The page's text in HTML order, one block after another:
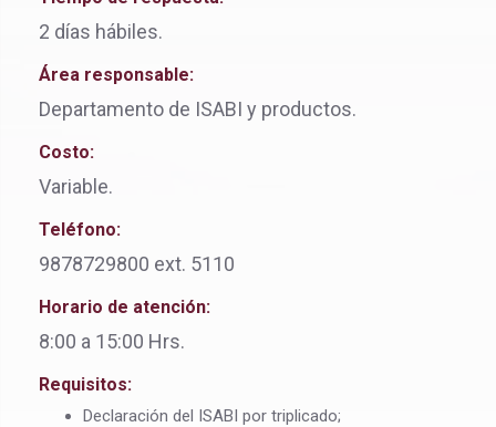
2 días hábiles.
Área responsable:
Departamento de ISABI y productos.
Costo:
Variable.
Teléfono:
9878729800 ext. 5110
Horario de atención:
8:00 a 15:00 Hrs.
Requisitos:
Declaración del ISABI por triplicado;